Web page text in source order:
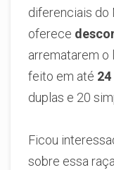
diferenciais do
oferece
arrematarem o
feito em até
duplas e 20
Ficou
sobre essa